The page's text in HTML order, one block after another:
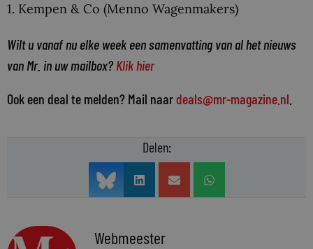
1. Kempen & Co (Menno Wagenmakers)
Wilt u vanaf nu elke week een samenvatting van al het nieuws
van Mr. in uw mailbox? Klik hier
Ook een deal te melden? Mail naar deals@mr-magazine.nl
Delen:
Webmeester